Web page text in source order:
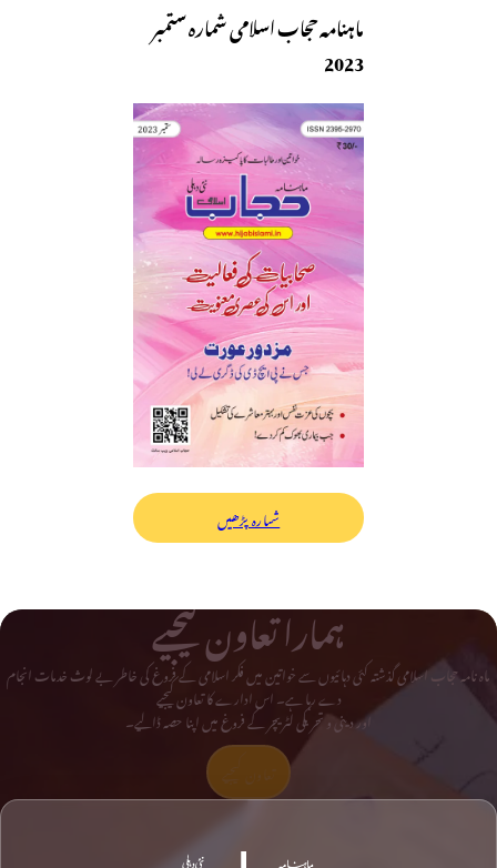
ماہنامہ حجاب اسلامی شمارہ ستمبر
2023
شمارہ پڑھیں
ہمارا تعاون کیجیے
ماہ نامہ حجاب اسلامی گذشتہ کئی دہائیوں سے خواتین میں فکر اسلامی کے فروغ کی خاطر بے لوث خدمات انجام
دے رہا ہے۔ اس ادارے کا تعاون کیجیے
اور دینی و تحریکی لٹریچر کے فروغ میں اپنا حصہ ڈالیے۔